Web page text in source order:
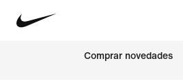
Comprar novedades